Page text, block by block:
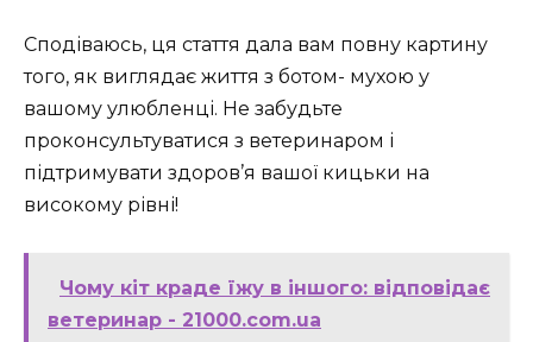
Сподіваюсь, ця стаття дала вам повну картину
того, як виглядає життя з ботом- мухою у
вашому улюбленці. Не забудьте
проконсультуватися з ветеринаром і
підтримувати здоров’я вашої кицьки на
високому рівні!
Чому кіт краде їжу в іншого: відповідає
ветеринар - 21000.com.ua